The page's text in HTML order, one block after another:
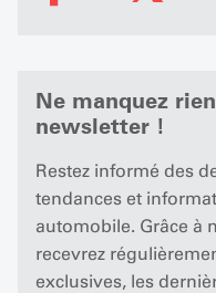
Ne manquez
newsletter !
Restez informé des
tendances et
automobile. Grâce à
recevrez
exclusives, les